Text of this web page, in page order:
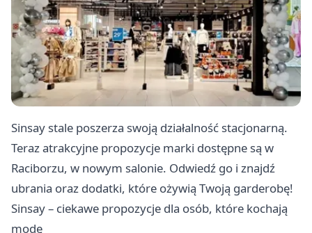
Sinsay stale poszerza swoją działalność stacjonarną.
Teraz atrakcyjne propozycje marki dostępne są w
Raciborzu, w nowym salonie. Odwiedź go i znajdź
ubrania oraz dodatki, które ożywią Twoją garderobę!
Sinsay – ciekawe propozycje dla osób, które kochają
modę